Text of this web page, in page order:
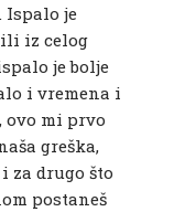
Ispalo je
iz celog
je bolje
i vremena i
ovo mi prvo
greška,
za drugo što
postaneš